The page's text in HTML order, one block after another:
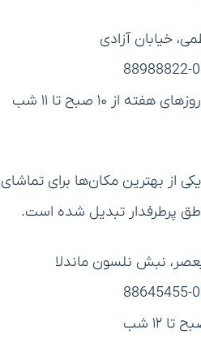
خیابان آزادی
هفته از ۱۰ صبح تا ۱۱ شب
از بهترین مکان‌ها برای
پرطرفدار تبدیل شده است.
نبش نلسون ماندلا